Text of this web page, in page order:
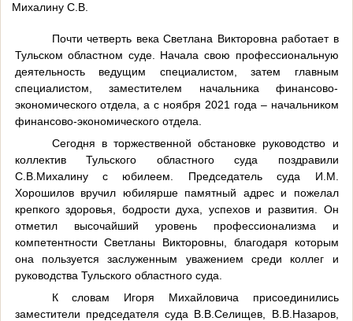
Михалину С.В.
Почти четверть века Светлана Викторовна работает в
Тульском областном суде. Начала свою профессиональную
деятельность ведущим специалистом, затем главным
специалистом, заместителем начальника финансово-
экономического отдела, а с ноября 2021 года – начальником
финансово-экономического отдела.
Сегодня в торжественной обстановке руководство и
коллектив Тульского областного суда поздравили
С.В.Михалину с юбилеем. Председатель суда И.М.
Хорошилов вручил юбилярше памятный адрес и пожелал
крепкого здоровья, бодрости духа, успехов и развития. Он
отметил высочайший уровень профессионализма и
компетентности Светланы Викторовны, благодаря которым
она пользуется заслуженным уважением среди коллег и
руководства Тульского областного суда.
К словам Игоря Михайловича присоединились
заместители председателя суда В.В.Селищев, В.В.Назаров,